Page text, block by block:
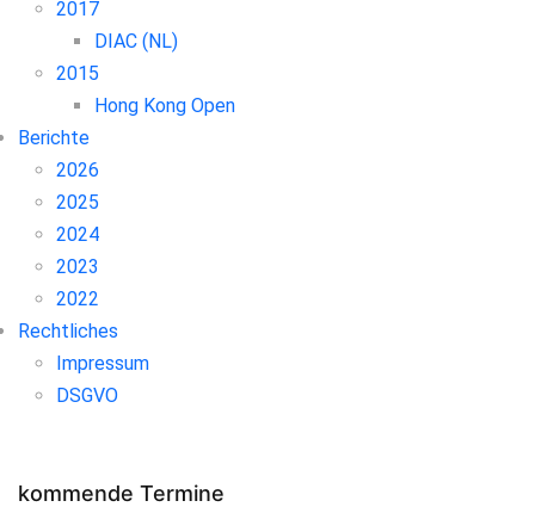
2017
DIAC (NL)
2015
Hong Kong Open
Berichte
2026
2025
2024
2023
2022
Rechtliches
Impressum
DSGVO
kommende Termine